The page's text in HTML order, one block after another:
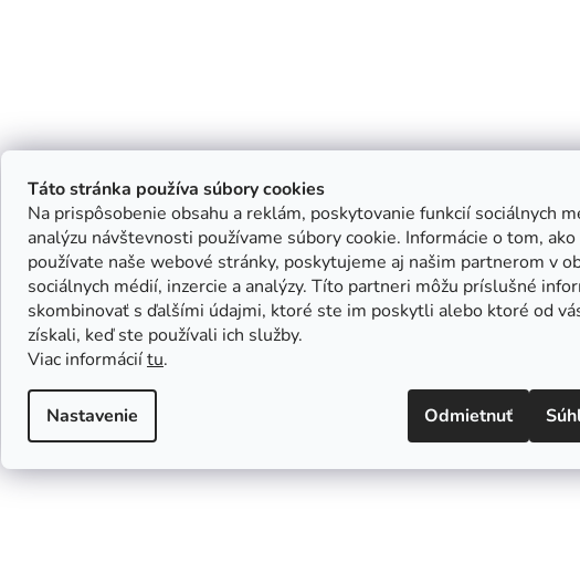
Táto stránka používa súbory cookies
Na prispôsobenie obsahu a reklám, poskytovanie funkcií sociálnych
analýzu návštevnosti používame súbory cookie. Informácie o tom, ako
používate naše webové stránky, poskytujeme aj našim partnerom v
sociálnych médií, inzercie a analýzy. Títo partneri môžu príslušné
skombinovať s ďalšími údajmi, ktoré ste im poskytli alebo ktoré od
získali, keď ste používali ich služby.
Viac informáciítu.
Nastavenie Odmietnuť